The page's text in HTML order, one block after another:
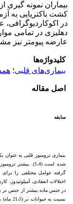
بیماران نمونه
کشت باکتریایی به
در اکوکاردیوگرافی،
عارضه پیومتر نیز
کلیدواژه‌ها
بیماری‌های قلبی؛
اصل مقاله
سابقه
گرفته عوامل مختلفی را برای